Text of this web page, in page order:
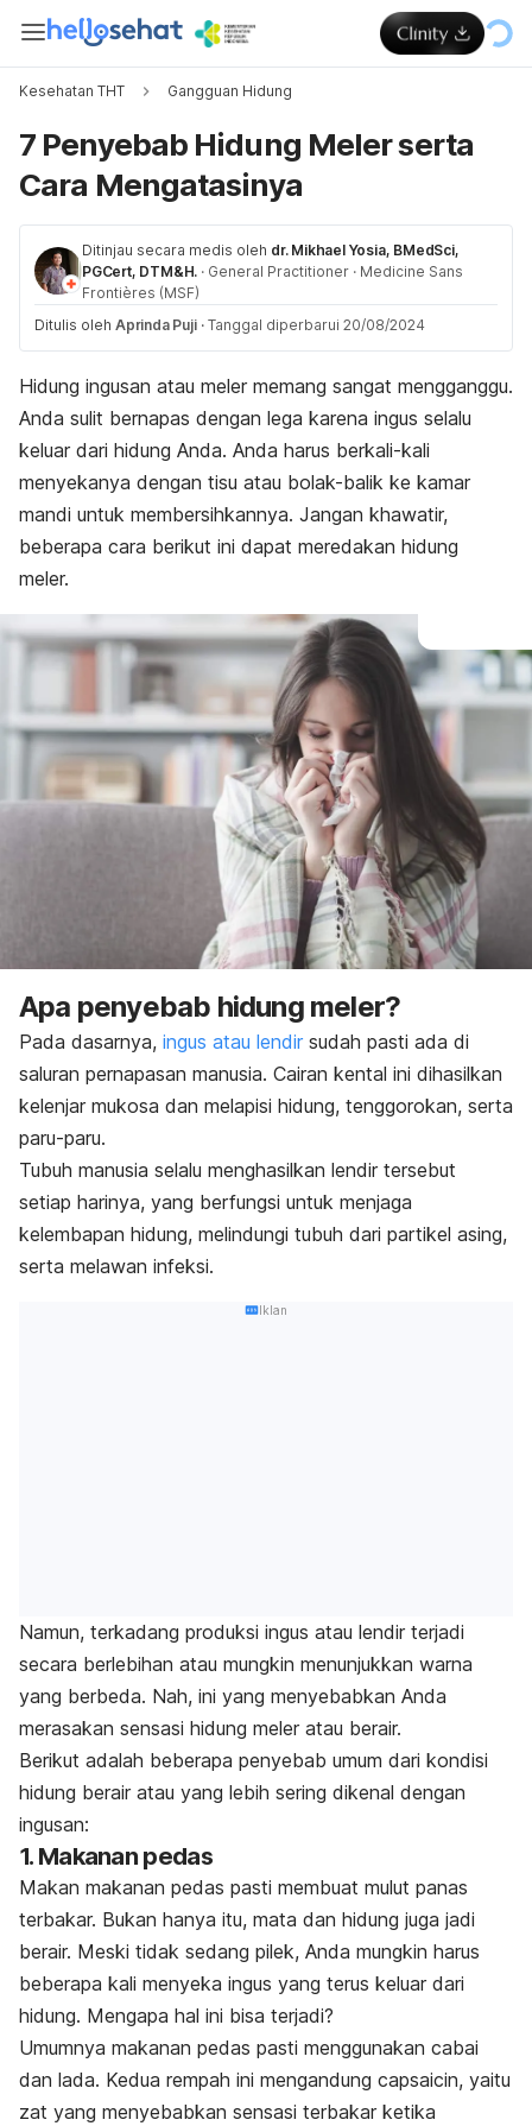
Kesehatan THT Gangguan Hidung
7 Penyebab Hidung Meler serta
Cara Mengatasinya
Ditinjau secara medis oleh dr. Mikhael Yosia, BMedSci,
PGCert, DTM&H. · General Practitioner · Medicine Sans
Frontières (MSF)
Ditulis oleh Aprinda Puji · Tanggal diperbarui 20/08/2024
Hidung ingusan atau meler memang sangat mengganggu.
Anda sulit bernapas dengan lega karena ingus selalu
keluar dari hidung Anda. Anda harus berkali-kali
menyekanya dengan tisu atau bolak-balik ke kamar
mandi untuk membersihkannya. Jangan khawatir,
beberapa cara berikut ini dapat meredakan hidung
meler.
Apa penyebab hidung meler?
Pada dasarnya, ingus atau lendir sudah pasti ada di
saluran pernapasan manusia. Cairan kental ini dihasilkan
kelenjar mukosa dan melapisi hidung, tenggorokan, serta
paru-paru.
Tubuh manusia selalu menghasilkan lendir tersebut
setiap harinya, yang berfungsi untuk menjaga
kelembapan hidung, melindungi tubuh dari partikel asing,
serta melawan infeksi.
Iklan
Namun, terkadang produksi ingus atau lendir terjadi
secara berlebihan atau mungkin menunjukkan warna
yang berbeda. Nah, ini yang menyebabkan Anda
merasakan sensasi hidung meler atau berair.
Berikut adalah beberapa penyebab umum dari kondisi
hidung berair atau yang lebih sering dikenal dengan
ingusan:
1. Makanan pedas
Makan makanan pedas pasti membuat mulut panas
terbakar. Bukan hanya itu, mata dan hidung juga jadi
berair. Meski tidak sedang pilek, Anda mungkin harus
beberapa kali menyeka ingus yang terus keluar dari
hidung. Mengapa hal ini bisa terjadi?
Umumnya makanan pedas pasti menggunakan cabai
dan lada. Kedua rempah ini mengandung capsaicin, yaitu
zat yang menyebabkan sensasi terbakar ketika